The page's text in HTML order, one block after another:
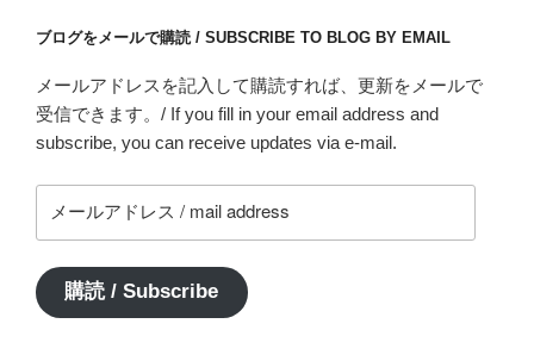
ブログをメールで購読 / SUBSCRIBE TO BLOG BY EMAIL
メールアドレスを記入して購読すれば、更新をメールで
受信できます。/ If you fill in your email address and
subscribe, you can receive updates via e-mail.
ー
ア
ド
購読 / Subscribe